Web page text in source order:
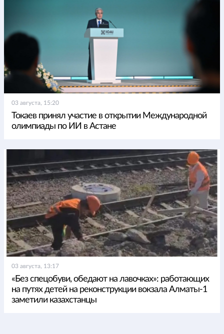
03 августа, 15:20
Токаев принял участие в открытии Международной
олимпиады по ИИ в Астане
03 августа, 13:17
«Без спецобуви, обедают на лавочках»: работающих
на путях детей на реконструкции вокзала Алматы-1
заметили казахстанцы